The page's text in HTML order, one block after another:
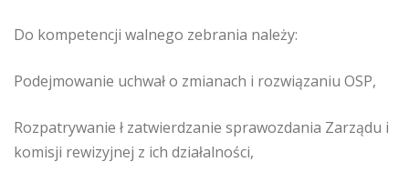
Do kompetencji walnego zebrania należy:
Podejmowanie uchwał o zmianach i rozwiązaniu OSP,
Rozpatrywanie ł zatwierdzanie sprawozdania Zarządu i
komisji rewizyjnej z ich działalności,